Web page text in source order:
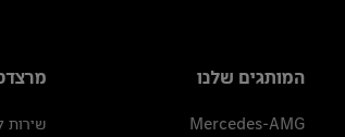
המותגים שלנו
Mercedes-AMG
שירות